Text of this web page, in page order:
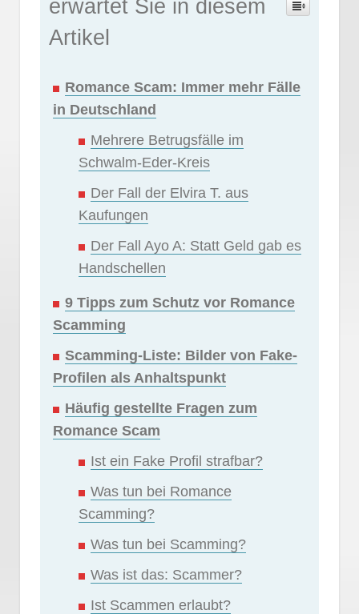
erwartet Sie in diesem
Artikel
Romance Scam: Immer mehr Fälle
in Deutschland
Mehrere Betrugsfälle im
Schwalm-Eder-Kreis
Der Fall der Elvira T. aus
Kaufungen
Der Fall Ayo A: Statt Geld gab es
Handschellen
9 Tipps zum Schutz vor Romance
Scamming
Scamming-Liste: Bilder von Fake-
Profilen als Anhaltspunkt
Häufig gestellte Fragen zum
Romance Scam
Ist ein Fake Profil strafbar?
Was tun bei Romance
Scamming?
Was tun bei Scamming?
Was ist das: Scammer?
Ist Scammen erlaubt?